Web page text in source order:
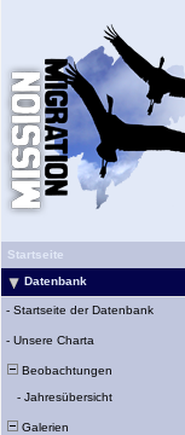
Startseite
Datenbank
- Startseite der Datenbank
- Unsere Charta
Beobachtungen
- Jahresübersicht
Galerien